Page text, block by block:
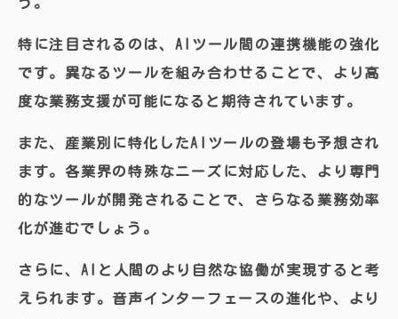
特に注目されるのは、AIツール間の連携機能の強化
です。異なるツールを組み合わせることで、より高
度な業務支援が可能になると期待されています。
また、産業別に特化したAIツールの登場も予想され
ます。各業界の特殊なニーズに対応した、より専門
的なツールが開発されることで、さらなる業務効率
化が進むでしょう。
さらに、AIと人間のより自然な協働が実現すると考
えられます。音声インターフェースの進化や、より